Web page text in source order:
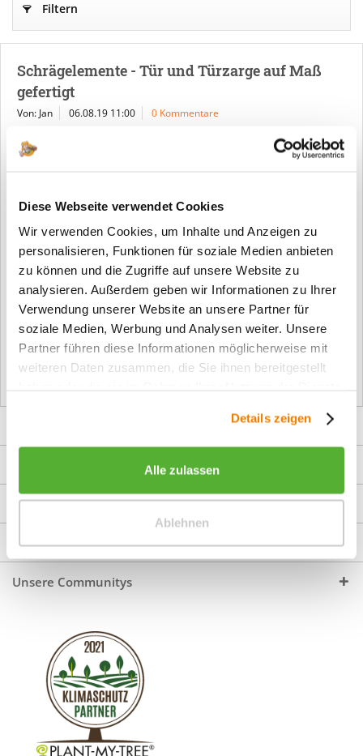
Diese Webseite verwendet Cookies
Wir verwenden Cookies, um Inhalte und Anzeigen zu
personalisieren, Funktionen für soziale Medien anbieten
zu können und die Zugriffe auf unsere Website zu
analysieren. Außerdem geben wir Informationen zu Ihrer
Verwendung unserer Website an unsere Partner für
soziale Medien, Werbung und Analysen weiter. Unsere
Partner führen diese Informationen möglicherweise mit
weiteren Daten zusammen, die Sie ihnen bereitgestellt
Details zeigen
Alle zulassen
Ablehnen
Filtern
Schrägelemente - Tür und Türzarge auf Maß
gefertigt
Von: Jan 06.08.19 11:00 0 Kommentare
Schrägelemente für Dachböden können Sie bei TopDoors
kinderleicht bestellen. Wir liefern vormontiert und auf Maß
gefertigt.
Mehr lesen
Informationen
Service Hotline
Unsere Communitys